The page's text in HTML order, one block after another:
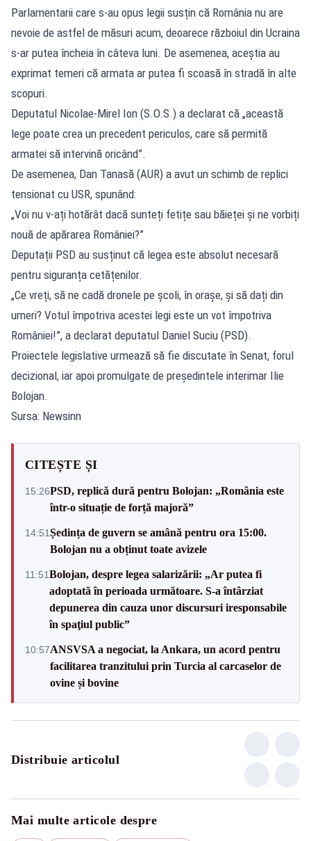
Parlamentarii care s-au opus legii susțin că România nu are
nevoie de astfel de măsuri acum, deoarece războiul din Ucraina
s-ar putea încheia în câteva luni. De asemenea, aceștia au
exprimat temeri că armata ar putea fi scoasă în stradă în alte
scopuri.
Deputatul Nicolae-Mirel Ion (S.O.S.) a declarat că „această
lege poate crea un precedent periculos, care să permită
armatei să intervină oricând”.
De asemenea, Dan Tanasă (AUR) a avut un schimb de replici
tensionat cu USR, spunând:
„Voi nu v-ați hotărât dacă sunteți fetițe sau băieței și ne vorbiți
nouă de apărarea României?”
Deputații PSD au susținut că legea este absolut necesară
pentru siguranța cetățenilor.
„Ce vreți, să ne cadă dronele pe școli, în orașe, și să dați din
umeri? Votul împotriva acestei legi este un vot împotriva
României!”, a declarat deputatul Daniel Suciu (PSD).
Proiectele legislative urmează să fie discutate în Senat, forul
decizional, iar apoi promulgate de președintele interimar Ilie
Bolojan.
Sursa: Newsinn
CITEȘTE ȘI
15:26PSD, replică dură pentru Bolojan: „România este
într-o situație de forță majoră”
14:51Ședința de guvern se amână pentru ora 15:00.
Bolojan nu a obținut toate avizele
11:51Bolojan, despre legea salarizării: „Ar putea fi
adoptată în perioada următoare. S-a întârziat
depunerea din cauza unor discursuri iresponsabile
în spaţiul public”
10:57ANSVSA a negociat, la Ankara, un acord pentru
facilitarea tranzitului prin Turcia al carcaselor de
ovine și bovine
Distribuie articolul
Mai multe articole despre